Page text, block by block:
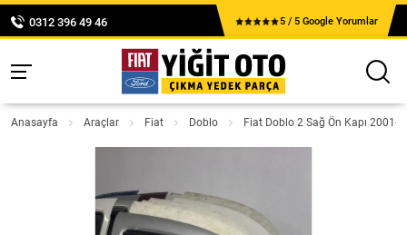
0312 396 49 46 5 / 5 Google Yorumlar
Anasayfa Araçlar Fiat Doblo Fiat Doblo 2 Sağ Ön Kapı 2001-